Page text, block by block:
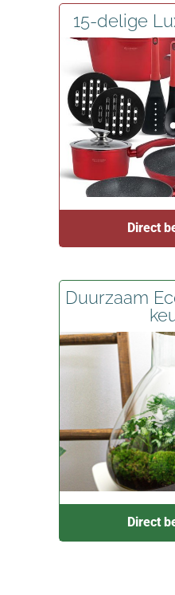
15-delige
Direct
Duurzaam
Direct